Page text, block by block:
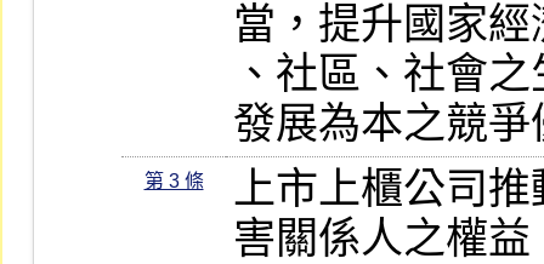
當，提升國家
、社區、社會
發展為本之競爭
第 3 條
上市上櫃公司
害關係人之權